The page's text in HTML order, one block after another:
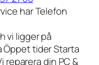
har Telefon
vi ligger på
Öppet tider Starta
reparera din PC &